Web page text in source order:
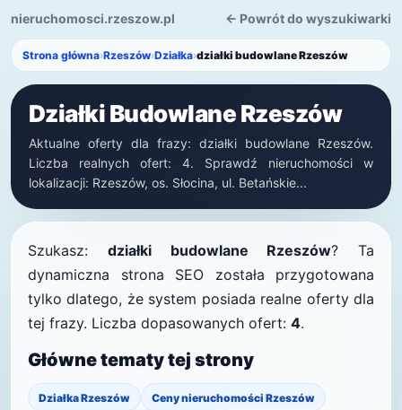
nieruchomosci.rzeszow.pl ← Powrót do wyszukiwarki
Strona główna›Rzeszów›Działka›działki budowlane Rzeszów
Działki Budowlane Rzeszów
Aktualne oferty dla frazy: działki budowlane Rzeszów.
Liczba realnych ofert: 4. Sprawdź nieruchomości w
lokalizacji: Rzeszów, os. Słocina, ul. Betańskie...
Szukasz: działki budowlane Rzeszów? Ta
dynamiczna strona SEO została przygotowana
tylko dlatego, że system posiada realne oferty dla
tej frazy. Liczba dopasowanych ofert: 4.
Główne tematy tej strony
Działka Rzeszów Ceny nieruchomości Rzeszów